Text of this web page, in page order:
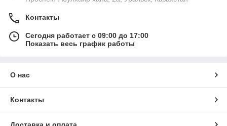
Контакты
Сегодня работает с 09:00 до 17:00
Показать весь график работы
О нас
Контакты